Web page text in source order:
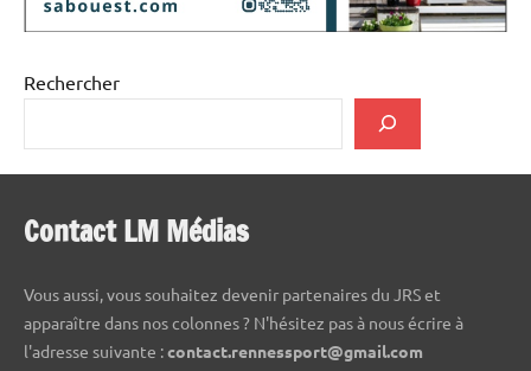
Rechercher
Contact LM Médias
Vous aussi, vous souhaitez devenir partenaires du JRS et
apparaître dans nos colonnes ? N'hésitez pas à nous écrire à
l'adresse suivante :contact.rennessport@gmail.com